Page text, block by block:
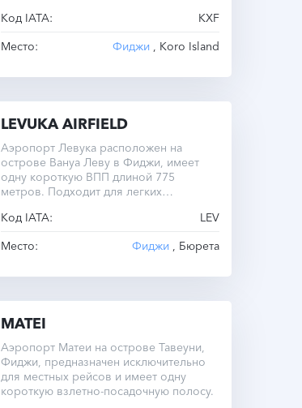
метров.
Код IATA:
KXF
Место:
Фиджи , Koro Island
LEVUKA AIRFIELD
Аэропорт Левука расположен на
острове Вануа Леву в Фиджи, имеет
одну короткую ВПП длиной 775
метров. Подходит для легких
Код IATA:
LEV
Место:
Фиджи , Бюрета
MATEI
Аэропорт Матеи на острове Тавеуни,
Фиджи, предназначен исключительно
для местных рейсов и имеет одну
короткую взлетно-посадочную полосу.